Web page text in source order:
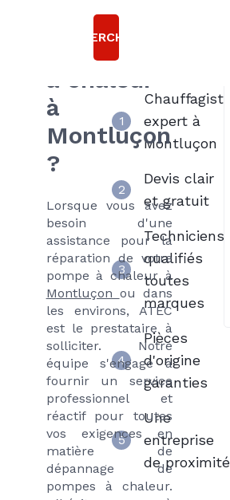
dépannage
de pompe
à chaleur
à
Montluçon
?
Lorsque vous avez
besoin d'une
assistance pour la
réparation de votre
pompe à chaleur à
Montluçon ou dans
les environs, ATEC
est le prestataire à
solliciter. Notre
équipe s'engage à
fournir un service
professionnel et
réactif pour toutes
vos exigences en
matière de
dépannage de
pompes à chaleur.
RECHERCHERde choisir
ATEC
1
Chauffagiste
expert à
Montluçon
2
Devis clair
et gratuit
3
Techniciens
qualifiés
toutes
marques
4
Pièces
d'origine
garanties
5
Une
entreprise
de proximité